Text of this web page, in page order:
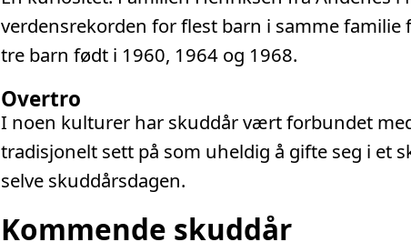
verdensrekorden for flest barn i samme familie
tre barn født i 1960, 1964 og 1968.
Overtro
I noen kulturer har skuddår vært forbundet
tradisjonelt sett på som uheldig å gifte seg i et
selve skuddårsdagen.
Kommende skuddår